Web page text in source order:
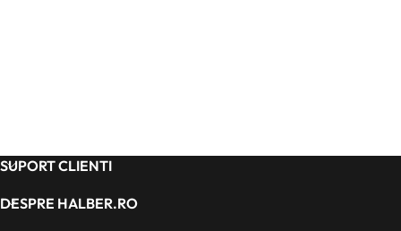
SUPORT CLIENTI
DESPRE HALBER.RO